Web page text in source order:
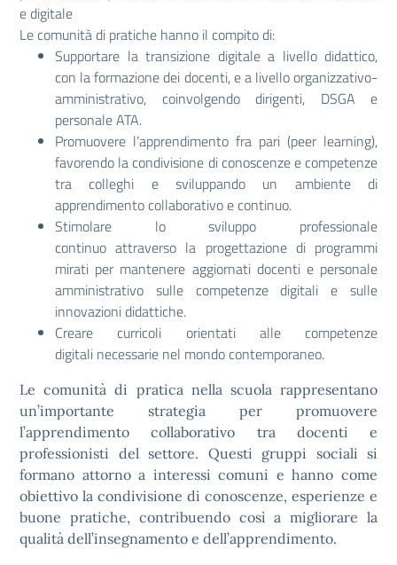
e digitale
Le comunità di pratiche hanno il compito di:
Supportare la transizione digitale a livello didattico,
con la formazione dei docenti, e a livello organizzativo-
amministrativo, coinvolgendo dirigenti, DSGA e
personale ATA.
Promuovere l’apprendimento fra pari (peer learning),
favorendo la condivisione di conoscenze e competenze
tra colleghi e sviluppando un ambiente di
apprendimento collaborativo e continuo.
Stimolare lo sviluppo professionale
continuo attraverso la progettazione di programmi
mirati per mantenere aggiornati docenti e personale
amministrativo sulle competenze digitali e sulle
innovazioni didattiche.
Creare curricoli orientati alle competenze
digitali necessarie nel mondo contemporaneo.
Le comunità di pratica nella scuola rappresentano
un’importante strategia per promuovere
l’apprendimento collaborativo tra docenti e
professionisti del settore. Questi gruppi sociali si
formano attorno a interessi comuni e hanno come
obiettivo la condivisione di conoscenze, esperienze e
buone pratiche, contribuendo così a migliorare la
qualità dell’insegnamento e dell’apprendimento.